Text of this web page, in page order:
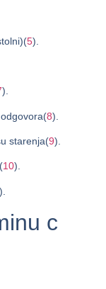
5).
).
8).
starenja(9).
10).
).
c